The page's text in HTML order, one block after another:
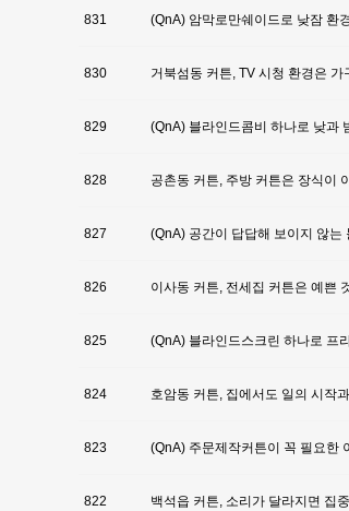
831 (QnA) 암막로만쉐이드로 낮잠 환
830 거북섬동 커튼, TV 시청 환경은
829 (QnA) 블라인드콤비 하나로 낮과
828 공촌동 커튼, 주방 커튼은 장식이
827 (QnA) 공간이 답답해 보이지 않
826 이사동 커튼, 전세집 커튼은 예쁜
825 (QnA) 블라인드스크린 하나로 프
824 호암동 커튼, 집에서도 일의 시작
823 (QnA) 주문제작커튼이 꼭 필요한
822 백석읍 커튼, 소리가 달라지면 집